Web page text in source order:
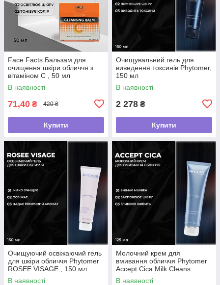
Face Facts Бальзам для
очищення шкіри обличчя з
вітаміном С , 50 мл
В наявності
71,40 ₴ 420 ₴
Купити
Очищувальний гель для
виведення токсинів Phytomer,
150 мл
В наявності
2 278 ₴
Купити
Очищуючий освіжаючий гель
для шкіри обличчя Phytomer
ROSEE VISAGE , 150 мл
В наявності
Молочний крем для
вмивання обличчя Phytomer
Accept Cica Milk Cleans
В наявності